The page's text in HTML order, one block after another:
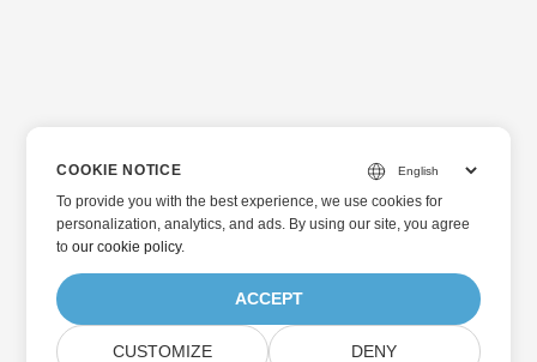
COOKIE NOTICE
To provide you with the best experience, we use cookies for
personalization, analytics, and ads. By using our site, you agree
toour cookie policy.
ACCEPT
CUSTOMIZE DENY